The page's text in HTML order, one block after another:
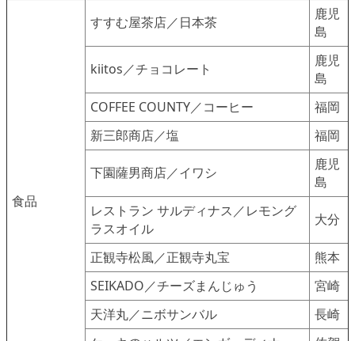
食品
すすむ屋茶店／日本茶
鹿児
島
kiitos／チョコレート
鹿児
島
COFFEE COUNTY／コーヒー
福岡
新三郎商店／塩
福岡
下園薩男商店／イワシ
鹿児
島
レストラン サルディナス／レモング
ラスオイル
大分
正観寺松風／正観寺丸宝
熊本
SEIKADO／チーズまんじゅう
宮崎
天洋丸／ニボサンバル
長崎